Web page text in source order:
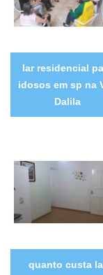
lar residencial
idosos em sp na
Dalila
quanto custa